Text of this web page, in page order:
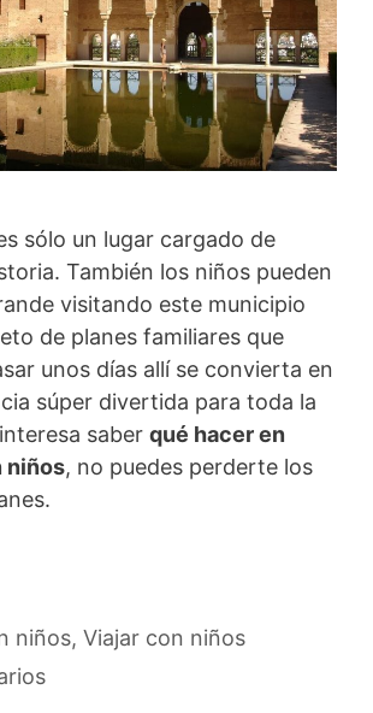
sólo un lugar cargado de
También los niños pueden
visitando este municipio
de planes familiares que
unos días allí se convierta en
súper divertida para toda la
saber qué hacer en
niños, no puedes perderte los
niños, Viajar con niños